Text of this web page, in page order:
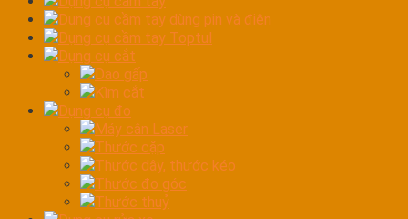
Dụng cụ cầm tay dùng pin và điện
Dụng cụ cầm tay Toptul
Dụng cụ cắt
Dao gấp
Kìm cắt
Dụng cụ đo
Máy cân Laser
Thước cặp
Thước dây, thước kéo
Thước đo góc
Thước thuỷ